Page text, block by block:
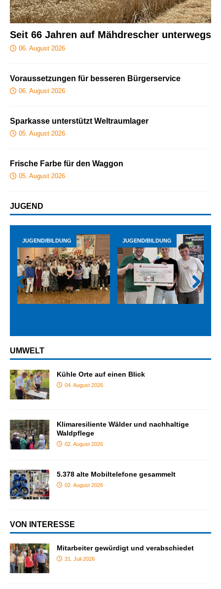
Seit 66 Jahren auf Mähdrescher unterwegs
06. August 2026
Voraussetzungen für besseren Bürgerservice
06. August 2026
Sparkasse unterstützt Weltraumlager
05. August 2026
Frische Farbe für den Waggon
05. August 2026
JUGEND
JUGEND/BILDUNG JUGEND/BILDUNG
Prev
Next
UMWELT
Kühle Orte auf einen Blick
04. August 2026
Klimaresiliente Wälder und nachhaltige
Waldpflege
02. August 2026
5.378 alte Mobiltelefone gesammelt
02. August 2026
VON INTERESSE
Mitarbeiter gewürdigt und verabschiedet
31. Juli 2026